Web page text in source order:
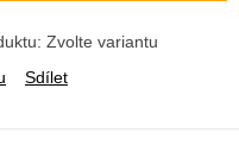
Zvolte variantu
Sdílet